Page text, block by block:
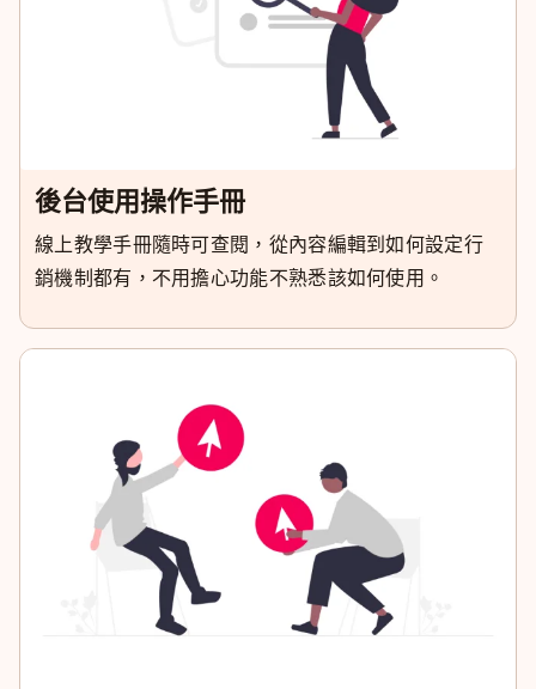
後台使用操作手冊
線上教學手冊隨時可查閱，從內容編輯到如何設定行
銷機制都有，不用擔心功能不熟悉該如何使用。